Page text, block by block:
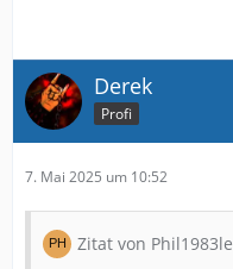
Derek
Profi
7. Mai 2025 um 10:52
Zitat von Phil1983le